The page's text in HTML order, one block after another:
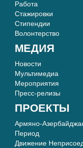
Работа
Стажировки
Стипендии
Волонтерство
МЕДИЯ
Новости
Мультимедиа
Мероприятия
Пресс-релизы
ПРОЕКТЫ
Армяно-
Период
Движение